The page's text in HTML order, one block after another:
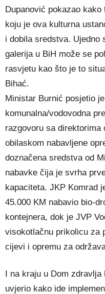
Dupanović pokazao
koju je ova kulturna
i dobila sredstva. Ujedno
galerija u BiH može se
rasvjetu kao što je to
Bihać.
Ministar Burnić posjetio
komunalna/vodovodna
razgovoru sa direktorima
obilaskom nabavljene
doznačena sredstva od
nabavke čija je svrha
kapaciteta. JKP Komrad
45.000 KM nabavio bio-
kontejnera, dok je JVP
visokotlačnu prikolicu za
cijevi i opremu za
I na kraju u Dom
uvjerio kako ide